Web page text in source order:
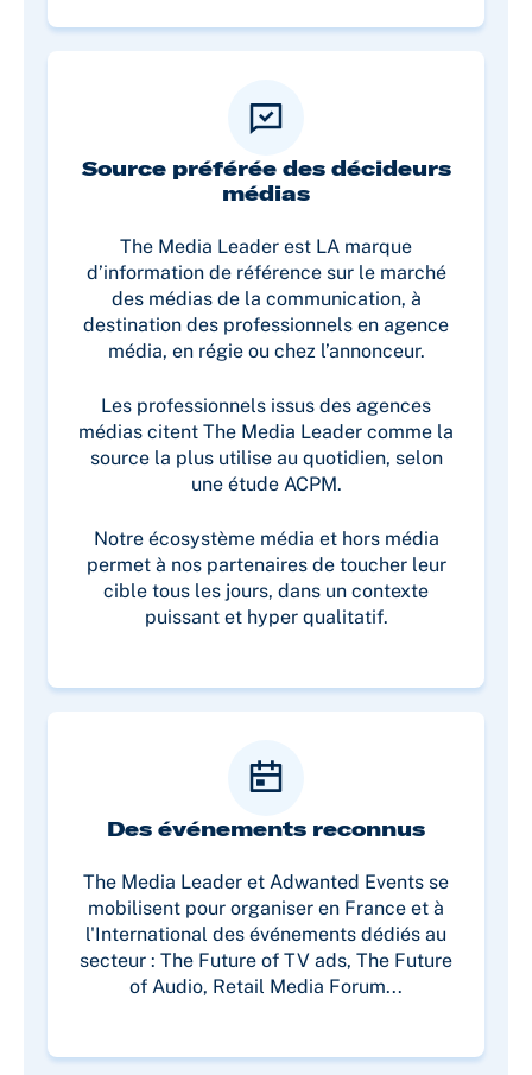
Source préférée des décideurs
médias
The Media Leader est LA marque
d’information de référence sur le marché
des médias de la communication, à
destination des professionnels en agence
média, en régie ou chez l’annonceur.
Les professionnels issus des agences
médias citent The Media Leader comme la
source la plus utilise au quotidien, selon
une étude ACPM.
Notre écosystème média et hors média
permet à nos partenaires de toucher leur
cible tous les jours, dans un contexte
puissant et hyper qualitatif.
Des événements reconnus
The Media Leader et Adwanted Events se
mobilisent pour organiser en France et à
l'International des événements dédiés au
secteur : The Future of TV ads, The Future
of Audio, Retail Media Forum...